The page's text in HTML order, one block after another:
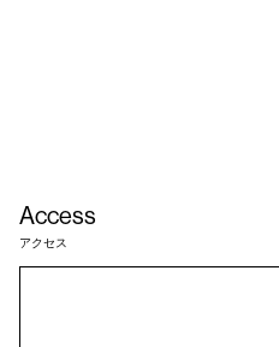
Access
アクセス